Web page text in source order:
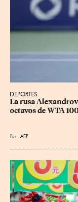
DEPORTES
La rusa
octavos de WTA
Por AFP